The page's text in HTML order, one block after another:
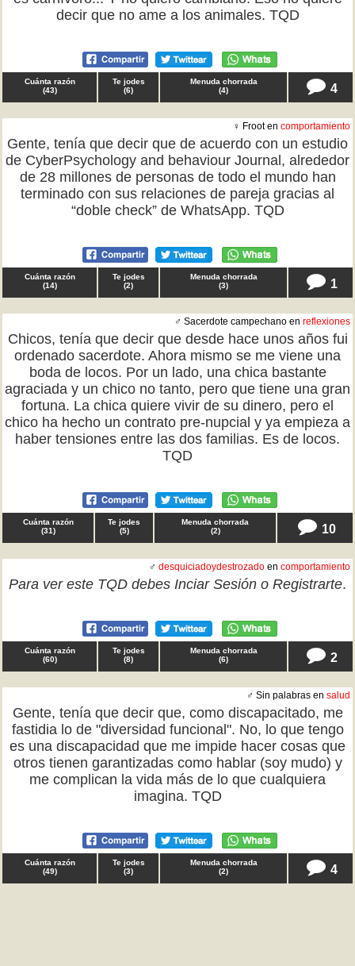
decir que no ame a los animales. TQD
Cuánta razón
(43)
Te jodes
(6)
Menuda chorrada
(4) 4
♀ Froot en comportamiento
Gente, tenía que decir que de acuerdo con un estudio
de CyberPsychology and behaviour Journal, alrededor
de 28 millones de personas de todo el mundo han
terminado con sus relaciones de pareja gracias al
“doble check” de WhatsApp. TQD
Cuánta razón
(14)
Te jodes
(2)
Menuda chorrada
(3) 1
♂ Sacerdote campechano en reflexiones
Chicos, tenía que decir que desde hace unos años fui
ordenado sacerdote. Ahora mismo se me viene una
boda de locos. Por un lado, una chica bastante
agraciada y un chico no tanto, pero que tiene una gran
fortuna. La chica quiere vivir de su dinero, pero el
chico ha hecho un contrato pre-nupcial y ya empieza a
haber tensiones entre las dos familias. Es de locos.
TQD
Cuánta razón
(31)
Te jodes
(5)
Menuda chorrada
(2) 10
♂ desquiciadoydestrozado en comportamiento
Para ver este TQD debes Inciar Sesión o Registrarte.
Cuánta razón
(60)
Te jodes
(8)
Menuda chorrada
(6) 2
♂ Sin palabras en salud
Gente, tenía que decir que, como discapacitado, me
fastidia lo de "diversidad funcional". No, lo que tengo
es una discapacidad que me impide hacer cosas que
otros tienen garantizadas como hablar (soy mudo) y
me complican la vida más de lo que cualquiera
imagina. TQD
Cuánta razón
(49)
Te jodes
(3)
Menuda chorrada
(2) 4